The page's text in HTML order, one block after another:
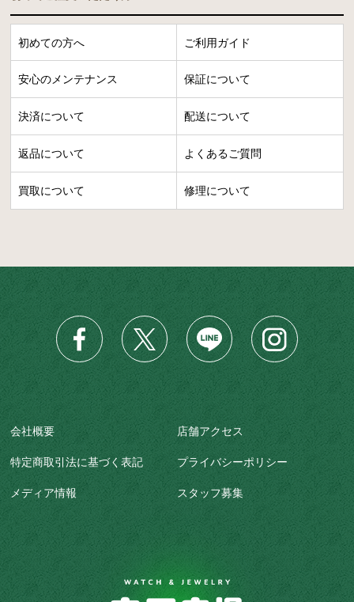
初めての方へ ご利用ガイド
安心のメンテナンス 保証について
決済について 配送について
返品について よくあるご質問
買取について 修理について
会社概要 店舗アクセス
特定商取引法に基づく表記 プライバシーポリシー
メディア情報 スタッフ募集